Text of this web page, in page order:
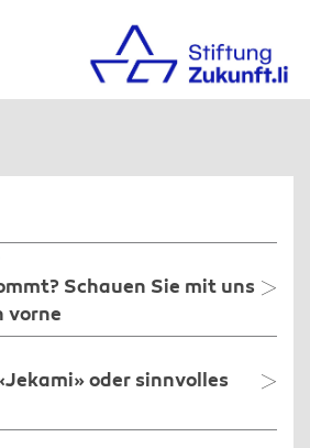
Schauen Sie mit uns
vorne
oder sinnvolles